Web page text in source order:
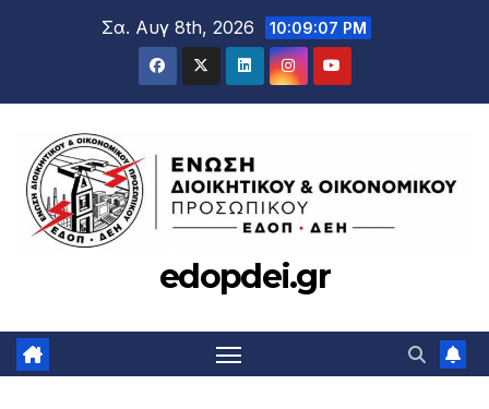
Σα. Αυγ 8th, 2026 10:09:08 PM
edopdei.gr